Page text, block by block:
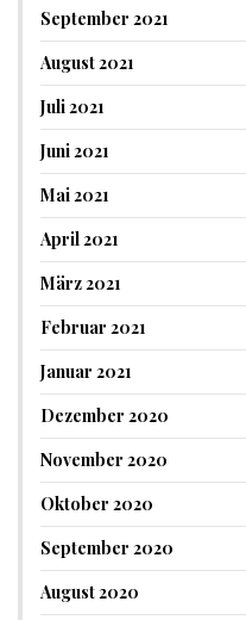
September 2021
August 2021
Juli 2021
Juni 2021
Mai 2021
April 2021
März 2021
Februar 2021
Januar 2021
Dezember 2020
November 2020
Oktober 2020
September 2020
August 2020